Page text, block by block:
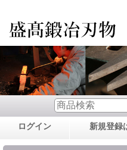
ログイン 新規登録